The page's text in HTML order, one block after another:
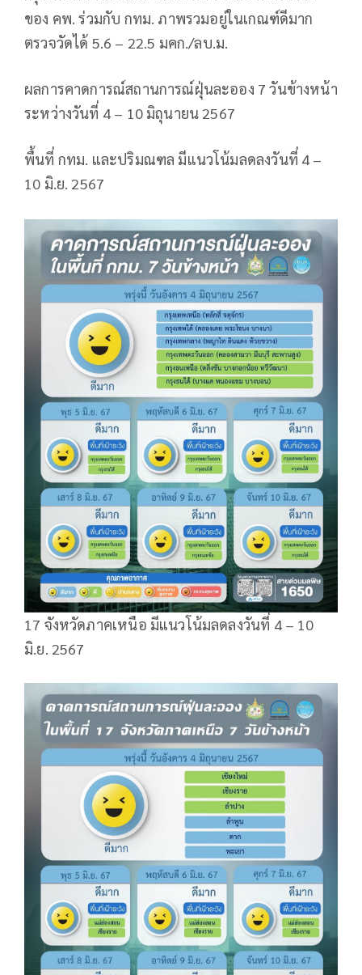
ของ คพ. ร่วมกับ​ ​กทม. ภาพรวมอยู่ในเกณฑ์ดีมาก
ตรวจวัดได้ 5.6 – 22.5 มคก./ลบ.ม.
ผลการคาดการณ์สถานการณ์ฝุ่นละออง 7 วันข้างหน้า
ระหว่างวันที่ 4 – 10 มิถุนายน 2567
พื้นที่ กทม. และปริมณฑล มีแนวโน้มลดลงวันที่ 4 –
10 มิ.ย. 2567
17 จังหวัดภาคเหนือ มีแนวโน้มลดลงวันที่ 4 – 10
มิ.ย. 2567